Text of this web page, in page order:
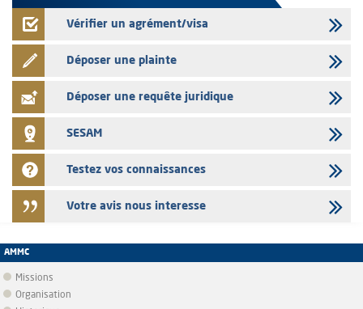
Vérifier un agrément/visa
Déposer une plainte
Déposer une requête juridique
SESAM
Testez vos connaissances
Votre avis nous interesse
AMMC
Missions
Organisation